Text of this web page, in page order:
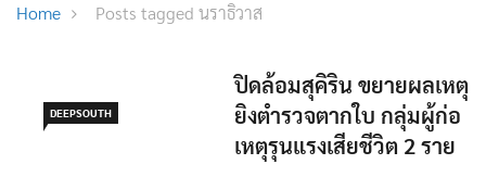
Home Posts tagged นราธิวาส
DEEPSOUTH
ปิดล้อมสุคิริน ขยายผลเหตุ
ยิงตำรวจตากใบ กลุ่มผู้ก่อ
เหตุรุนแรงเสียชีวิต 2 ราย